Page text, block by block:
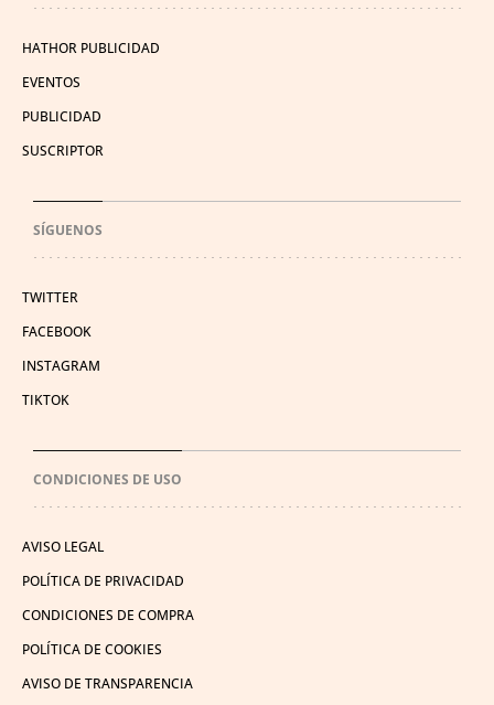
HATHOR PUBLICIDAD
EVENTOS
PUBLICIDAD
SUSCRIPTOR
SÍGUENOS
TWITTER
FACEBOOK
INSTAGRAM
TIKTOK
CONDICIONES DE USO
AVISO LEGAL
POLÍTICA DE PRIVACIDAD
CONDICIONES DE COMPRA
POLÍTICA DE COOKIES
AVISO DE TRANSPARENCIA